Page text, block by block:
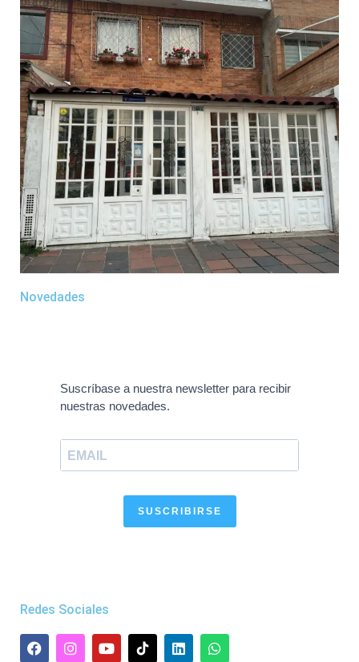
Novedades
Suscríbase a nuestra newsletter para recibir
nuestras novedades.
SUSCRIBIRSE
Redes Sociales
F
a
I
n
Y
o
L
i
W
h